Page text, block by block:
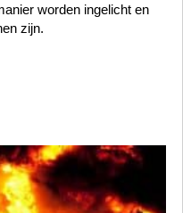
worden ingelicht en
zijn.